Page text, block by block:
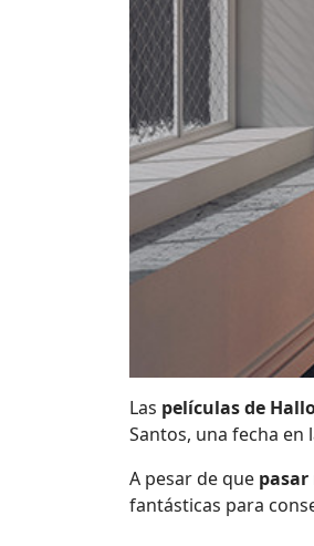
​Las películas de
Santos, una fecha en
A pesar de que
fantásticas para